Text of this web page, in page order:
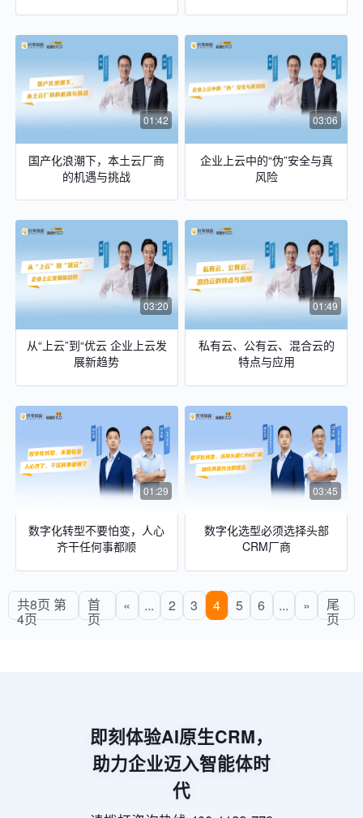
01:42
国产化浪潮下，本土云厂商
的机遇与挑战
03:06
企业上云中的“伪”安全与真
风险
03:20
从“上云”到“优云 企业上云发
展新趋势
01:49
私有云、公有云、混合云的
特点与应用
01:29
数字化转型不要怕变，人心
齐干任何事都顺
03:45
数字化选型必须选择头部
CRM厂商
共8页 第
4页
首
页
« ... 2 3 4 5 6 ... » 尾
页
即刻体验AI原生CRM，
助力企业迈入智能体时
代